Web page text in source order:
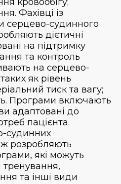
Фахівці із
серцево-судинного
дієтичні
на підтримку
та контроль
на серцево-
як рівень
тиск та вагу;
Програми включають
адаптовані до
пацієнта.
судинних
розробляють
які можуть
тренування,
та інші види